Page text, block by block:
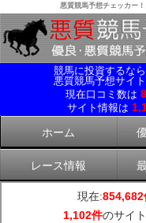
悪質競馬予想チェッカー
競馬に投資するな
悪質競馬予想サイ
現在口コミ数は
サイト情報は
ホーム
レース情報
現在:854,682
1,102件のサイ